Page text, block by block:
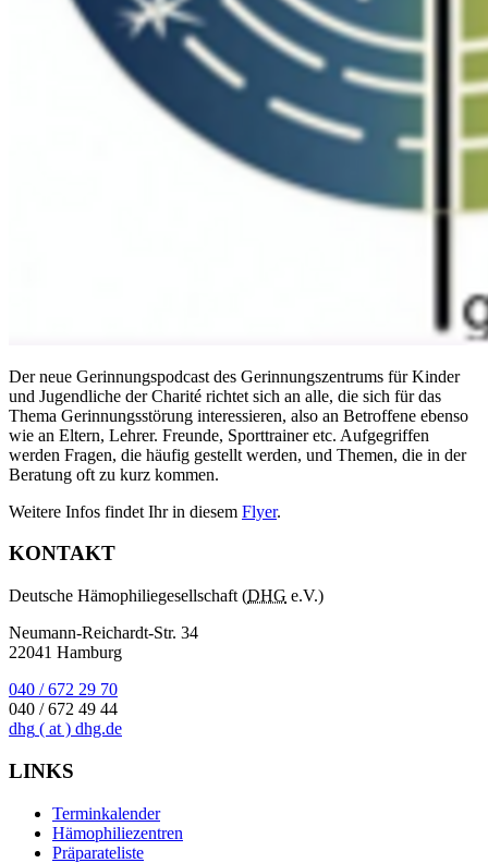
Der neue Gerinnungspodcast des Gerinnungszentrums für Kinder
und Jugendliche der Charité richtet sich an alle, die sich für das
Thema Gerinnungsstörung interessieren, also an Betroffene ebenso
wie an Eltern, Lehrer. Freunde, Sporttrainer etc. Aufgegriffen
werden Fragen, die häufig gestellt werden, und Themen, die in der
Beratung oft zu kurz kommen.
Weitere Infos findet Ihr in diesem Flyer.
KONTAKT
Deutsche Hämophiliegesellschaft (DHG e.V.)
Neumann-Reichardt-Str. 34
22041 Hamburg
040 / 672 29 70
040 / 672 49 44
dhg ( at ) dhg.de
LINKS
Terminkalender
Hämophiliezentren
Präparateliste